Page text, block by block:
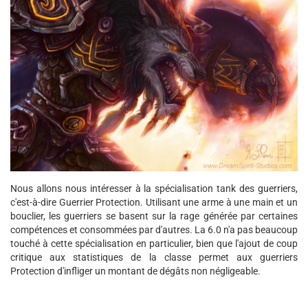
Nous allons nous intéresser à la spécialisation tank des guerriers,
c'est-à-dire Guerrier Protection. Utilisant une arme à une main et un
bouclier, les guerriers se basent sur la rage générée par certaines
compétences et consommées par d'autres. La 6.0 n'a pas beaucoup
touché à cette spécialisation en particulier, bien que l'ajout de coup
critique aux statistiques de la classe permet aux guerriers
Protection d'infliger un montant de dégâts non négligeable.